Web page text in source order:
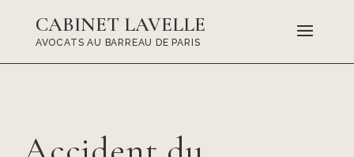
CABINET LAVELLE
AVOCATS AU BARREAU DE PARIS